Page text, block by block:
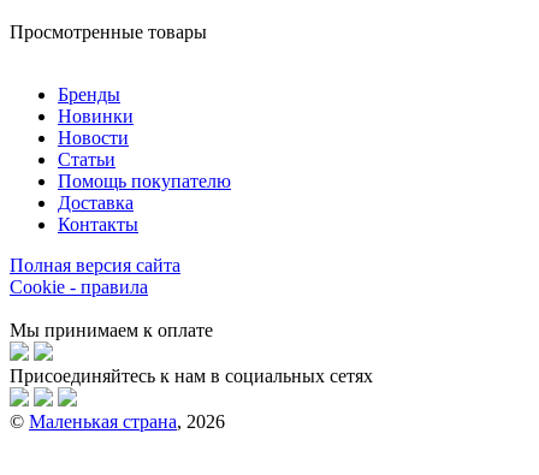
Просмотренные товары
Бренды
Новинки
Новости
Статьи
Помощь покупателю
Доставка
Контакты
Полная версия сайта
Cookie - правила
Мы принимаем к оплате
Присоединяйтесь к нам в социальных сетях
© Маленькая страна, 2026